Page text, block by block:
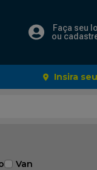
Faça seu
ou
Insira
Van